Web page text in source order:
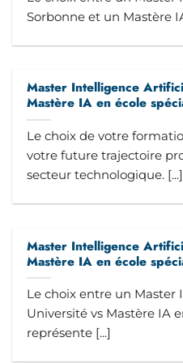
Sorbonne et un Mastère
Master Intelligence
Mastère IA en école
Le choix de votre
votre future trajectoire
secteur technologique. [...]
Master Intelligence
Mastère IA en école
Le choix entre un
Université vs Mastère IA
représente [...]